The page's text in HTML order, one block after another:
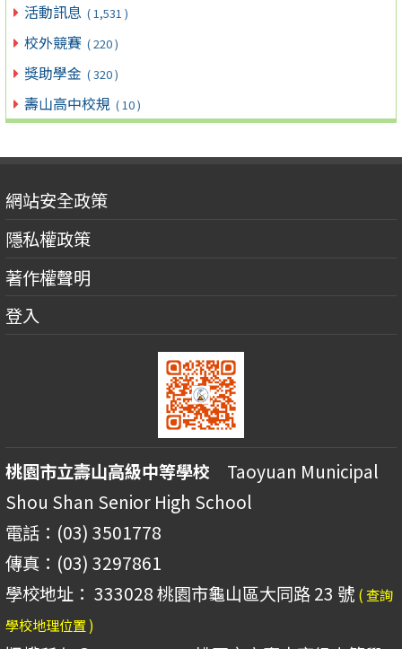
活動訊息 ( 1,531 )
校外競賽 ( 220 )
獎助學金 ( 320 )
壽山高中校規 ( 10 )
網站安全政策
隱私權政策
著作權聲明
登入
桃園市立壽山高級中等學校 Taoyuan Municipal
Shou Shan Senior High School
電話：(03) 3501778
傳真：(03) 3297861
學校地址： 333028 桃園市龜山區大同路 23 號 ( 查詢
學校地理位置 )